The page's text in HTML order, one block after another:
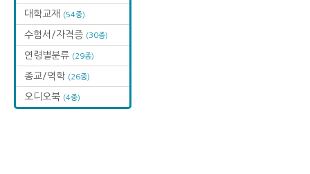
대학교재 (54종)
수험서/자격증 (30종)
연령별분류 (29종)
종교/역학 (26종)
오디오북 (4종)